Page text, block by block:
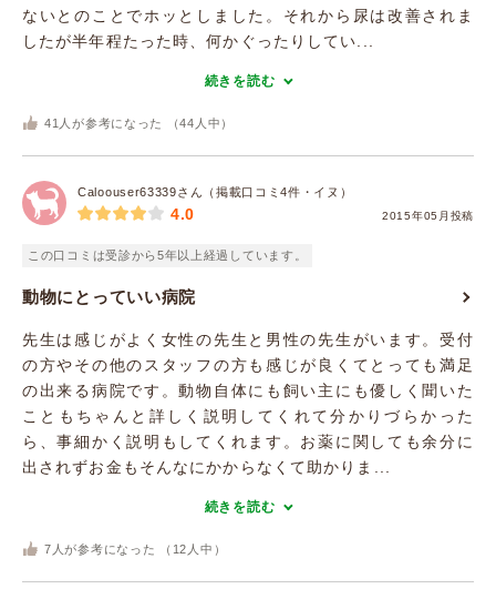
ないとのことでホッとしました。それから尿は改善されま
したが半年程たった時、何かぐったりしてい...
続きを読む
41 人が参考になった （44 人中）
Caloouser63339さん（掲載口コミ4件・イヌ）
2015年05月投稿
4.0
この口コミは受診から5年以上経過しています。
動物にとっていい病院
先生は感じがよく女性の先生と男性の先生がいます。受付
の方やその他のスタッフの方も感じが良くてとっても満足
の出来る病院です。動物自体にも飼い主にも優しく聞いた
こともちゃんと詳しく説明してくれて分かりづらかった
ら、事細かく説明もしてくれます。お薬に関しても余分に
出されずお金もそんなにかからなくて助かりま...
続きを読む
7 人が参考になった （ 12 人中）